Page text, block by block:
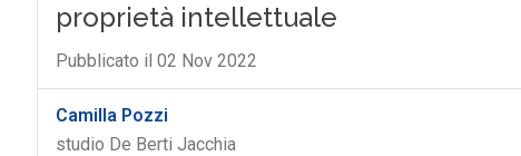
proprietà intellettuale
Pubblicato il 02 Nov 2022
Camilla Pozzi
studio De Berti Jacchia